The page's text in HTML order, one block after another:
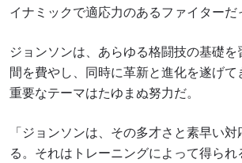
イナミックで適応力のあるファイターだ
ジョンソンは、あらゆる格闘技の基礎
間を費やし、同時に革新と進化を遂げて
重要なテーマはたゆまぬ努力だ。
「ジョンソンは、その多才さと素早い
る。それはトレーニングによって得られ